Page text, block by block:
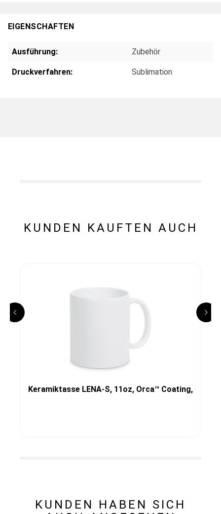
EIGENSCHAFTEN
Ausführung: Zubehör
Druckverfahren: Sublimation
KUNDEN KAUFTEN AUCH
Keramiktasse LENA-S, 11oz, Orca™ Coating,
KUNDEN HABEN SICH